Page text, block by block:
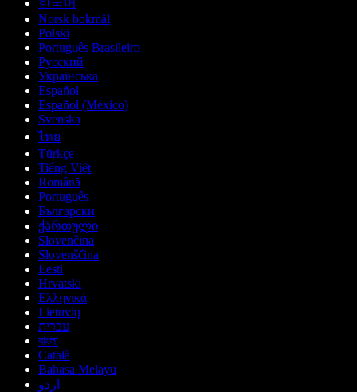
Norsk bokmål
Polski
Português Brasileiro
Русский
Українська
Español
Español (México)
Svenska
ไทย
Türkçe
Tiếng Việt
Română
Português
Български
ქართული
Slovenčina
Slovenščina
Eesti
Hrvatski
Ελληνικά
Lietuvių
עברית
বাংলা
Català
Bahasa Melayu
اردو